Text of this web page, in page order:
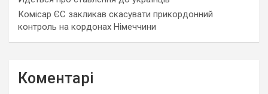
Комісар ЄС закликав скасувати прикордонний
контроль на кордонах Німеччини
Коментарі